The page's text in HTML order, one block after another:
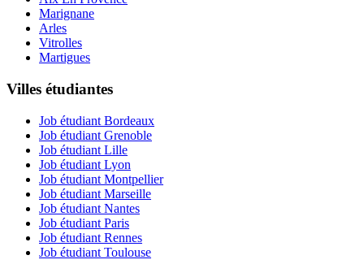
Marignane
Arles
Vitrolles
Martigues
Villes étudiantes
Job étudiant Bordeaux
Job étudiant Grenoble
Job étudiant Lille
Job étudiant Lyon
Job étudiant Montpellier
Job étudiant Marseille
Job étudiant Nantes
Job étudiant Paris
Job étudiant Rennes
Job étudiant Toulouse